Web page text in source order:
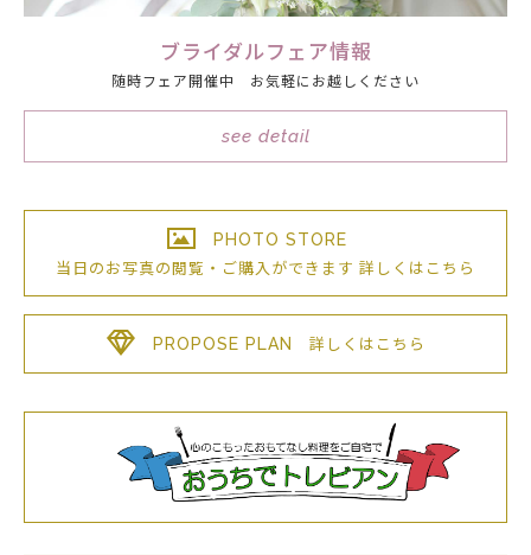
ブライダルフェア情報
随時フェア開催中 お気軽にお越しください
see detail
PHOTO STORE
当日のお写真の閲覧・ご購入ができます 詳しくはこちら
PROPOSE PLAN 詳しくはこちら